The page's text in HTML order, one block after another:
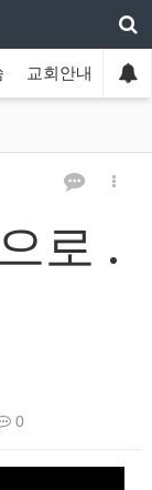
교회안내 광
로 .
0